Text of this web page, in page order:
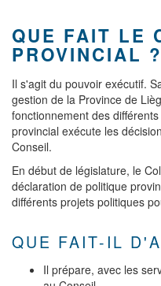
QUE FAIT LE
PROVINCIAL ?
Il s'agit du pouvoir exécutif.
gestion de la Province de
fonctionnement des
provincial exécute les
Conseil.
En début de législature, le
déclaration de politique
différents projets politiques
QUE FAIT-IL
Il prépare, avec les